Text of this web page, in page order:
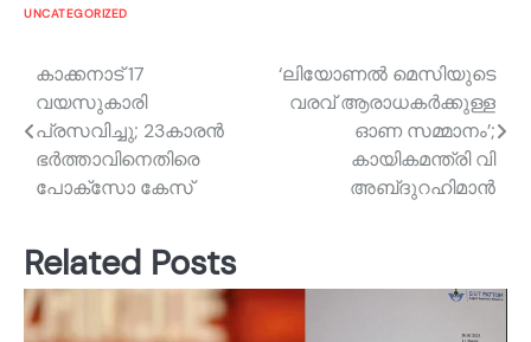
UNCATEGORIZED
Post
navigation
കാക്കനാട് 17
വയസുകാരി
പ്രസവിച്ചു; 23കാരൻ
ഭർത്താവിനെതിരെ
പോക്സോ കേസ്
‘ലിയോണല്‍ മെസിയുടെ
വരവ് ആരാധകര്‍ക്കുള്ള
ഓണ സമ്മാനം’;
കായികമന്ത്രി വി
അബ്‌ദുറഹിമാൻ
Related Posts